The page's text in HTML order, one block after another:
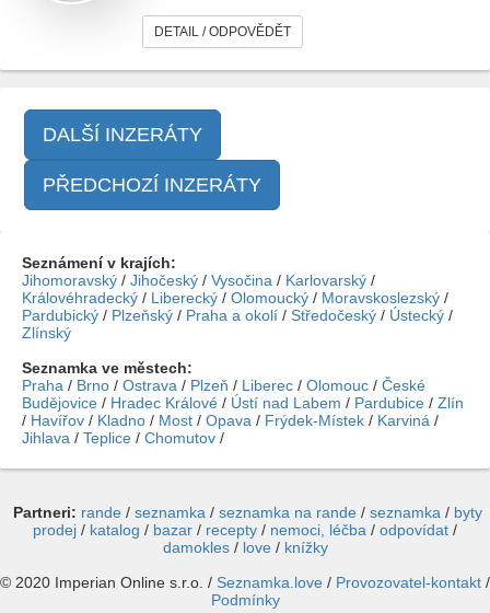
DETAIL / ODPOVĚDĚT
DALŠÍ INZERÁTY
PŘEDCHOZÍ INZERÁTY
Seznámení v krajích:
Jihomoravský / Jihočeský / Vysočina / Karlovarský /
Královéhradecký / Liberecký / Olomoucký / Moravskoslezský /
Pardubický / Plzeňský / Praha a okolí / Středočeský / Ústecký /
Zlínský
Seznamka ve městech:
Praha / Brno / Ostrava / Plzeň / Liberec / Olomouc / České
Budějovice / Hradec Králové / Ústí nad Labem / Pardubice / Zlín
/ Havířov / Kladno / Most / Opava / Frýdek-Místek / Karviná /
Jihlava / Teplice / Chomutov /
Partneri: rande/ seznamka / seznamka na rande/ seznamka / byty
prodej / katalog / bazar / recepty / nemoci, léčba / odpovídat /
damokles/ love/ knížky
© 2020 Imperian Online s.r.o. / Seznamka.love / Provozovatel-kontakt /
Podmínky